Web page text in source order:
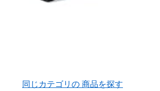
同じカテゴリの 商品を探す